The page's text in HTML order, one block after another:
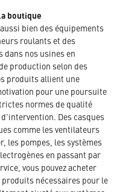
boutique
bien des équipements
roulants et des
nos usines en
production selon des
produits allient une
pour une poursuite
normes de qualité
Des casques
comme les ventilateurs
les pompes, les systèmes
en passant par
vous pouvez acheter
nécessaires pour le